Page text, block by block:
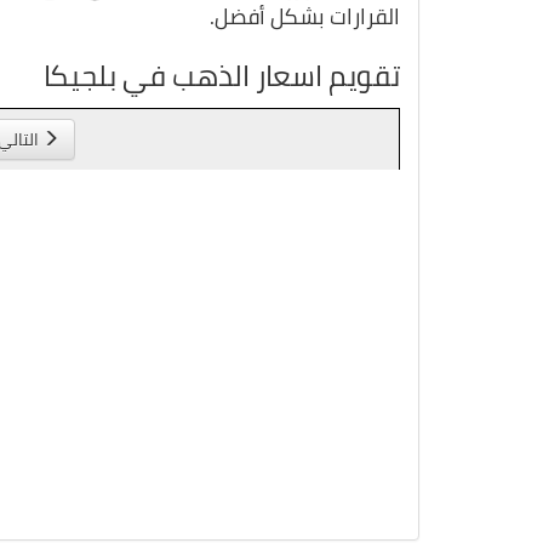
القرارات بشكل أفضل.
تقويم اسعار الذهب في بلجيكا